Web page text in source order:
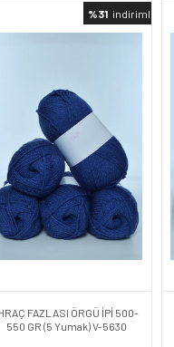
%31 indirimli
FAZLASI ÖRGÜ İPİ 500-
550 GR (5 Yumak) V-5630